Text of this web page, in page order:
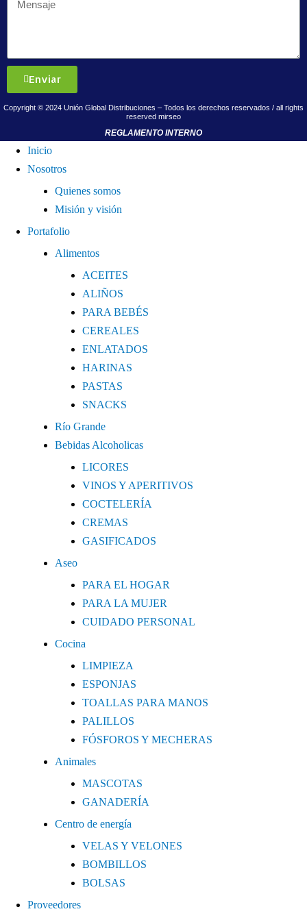
Enviar
Copyright © 2024 Unión Global Distribuciones – Todos los derechos reservados / all rights
reserved mirseo
REGLAMENTO INTERNO
Inicio
Nosotros
Quienes somos
Misión y visión
Portafolio
Alimentos
ACEITES
ALIÑOS
PARA BEBÉS
CEREALES
ENLATADOS
HARINAS
PASTAS
SNACKS
Río Grande
Bebidas Alcoholicas
LICORES
VINOS Y APERITIVOS
COCTELERÍA
CREMAS
GASIFICADOS
Aseo
PARA EL HOGAR
PARA LA MUJER
CUIDADO PERSONAL
Cocina
LIMPIEZA
ESPONJAS
TOALLAS PARA MANOS
PALILLOS
FÓSFOROS Y MECHERAS
Animales
MASCOTAS
GANADERÍA
Centro de energía
VELAS Y VELONES
BOMBILLOS
BOLSAS
Proveedores